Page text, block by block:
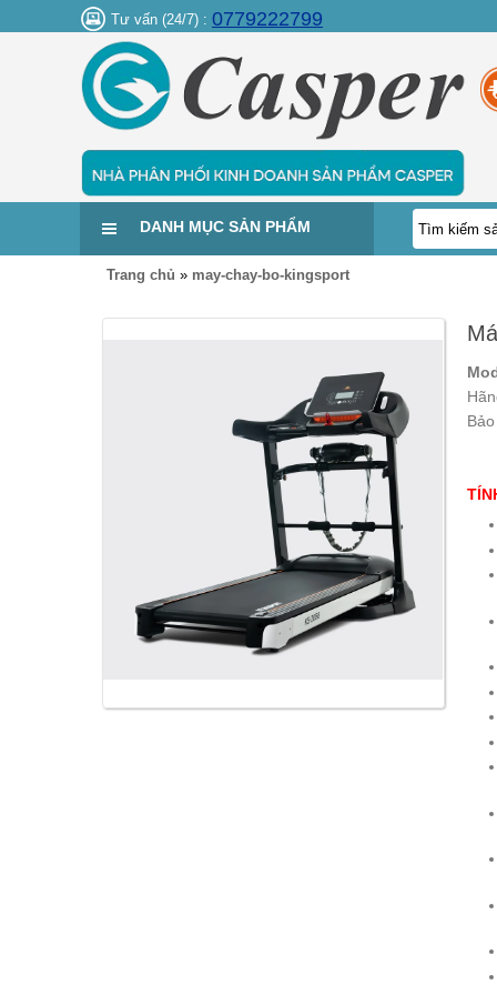
Tư vấn (24/7) : 0779222799
DANH MỤC SẢN PHẨM
Trang chủ » may-chay-bo-kingsport